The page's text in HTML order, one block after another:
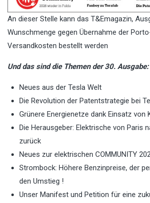
An dieser Stelle kann das T&Emagazin,
Wunschmenge gegen Übernahme der
Versandkosten bestellt werden
Und das sind die Themen der 30. Ausgabe:
Neues aus der Tesla Welt
Die Revolution der Patentstrategie bei
Grünere Energienetze dank Einsatz von
Die Herausgeber: Elektrische von Paris
zurück
Neues zur elektrischen COMMUNITY
Strombock: Höhere Benzinpreise, der
den Umstieg !
Unser Manifest und Petition für eine